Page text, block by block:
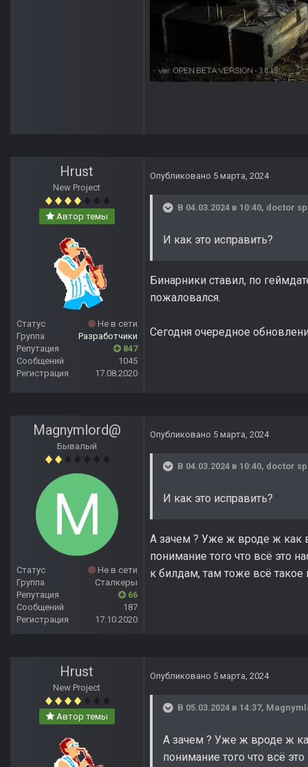
Hrust
New Project
Автор темы
Статус
Не в сети
Группа
Разработчики
Репутация
847
Сообщений
1045
Регистрация
17.08.2020
Опубликовано 5 марта, 2024
В 04.03.2024 в 10:40, doctor
И как это исправить?
Бинарники ставил, по
пожаловался.
Сегодня очередное
Magnymlord@
Бывалый
Статус
Не в сети
Группа
Сталкеры
Репутация
66
Сообщений
187
Регистрация
17.10.2020
Опубликовано 5 марта, 2024
В 04.03.2024 в 10:40, doctor
И как это исправить?
А зачем ? Уже ж вроде ж как
понимание того что всё это
к билдам, там тоже всё такое
Hrust
New Project
Автор темы
Опубликовано 5 марта, 2024
В 05.03.2024 в 14:37,
А зачем ? Уже ж вроде ж
понимание того что всё